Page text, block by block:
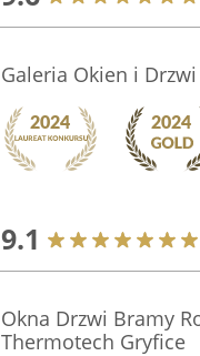
Galeria Okien i
9.1
Okna Drzwi Bramy
Thermotech Gryfice